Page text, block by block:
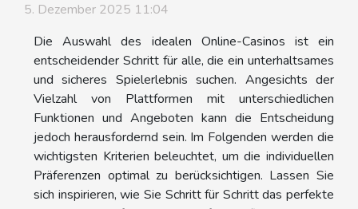
5. Dezember 2025 11:04
Die Auswahl des idealen Online-Casinos ist ein
entscheidender Schritt für alle, die ein unterhaltsames
und sicheres Spielerlebnis suchen. Angesichts der
Vielzahl von Plattformen mit unterschiedlichen
Funktionen und Angeboten kann die Entscheidung
jedoch herausfordernd sein. Im Folgenden werden die
wichtigsten Kriterien beleuchtet, um die individuellen
Präferenzen optimal zu berücksichtigen. Lassen Sie
sich inspirieren, wie Sie Schritt für Schritt das perfekte